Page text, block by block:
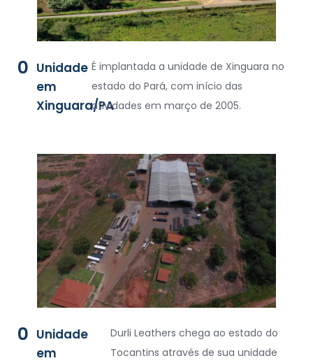
0 Unidade
em
Xinguara/PA
É implantada a unidade de Xinguara no
estado do Pará, com início das
atividades em março de 2005.
0 Unidade
em
Durli Leathers chega ao estado do
Tocantins através de sua unidade